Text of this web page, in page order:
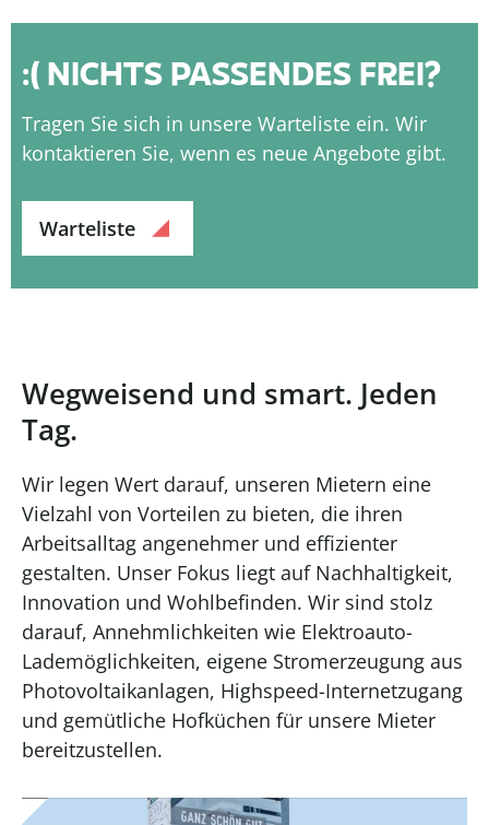
NICHTS PASSENDES FREI?
Tragen Sie sich in unsere Warteliste ein. Wir
kontaktieren Sie, wenn es neue Angebote gibt.
Warteliste
Wegweisend und smart. Jeden
Tag.
Wir legen Wert darauf, unseren Mietern eine
Vielzahl von Vorteilen zu bieten, die ihren
Arbeitsalltag angenehmer und effizienter
gestalten. Unser Fokus liegt auf Nachhaltigkeit,
Innovation und Wohlbefinden. Wir sind stolz
darauf, Annehmlichkeiten wie Elektroauto-
Lademöglichkeiten, eigene Stromerzeugung aus
Photovoltaikanlagen, Highspeed-Internetzugang
und gemütliche Hofküchen für unsere Mieter
bereitzustellen.